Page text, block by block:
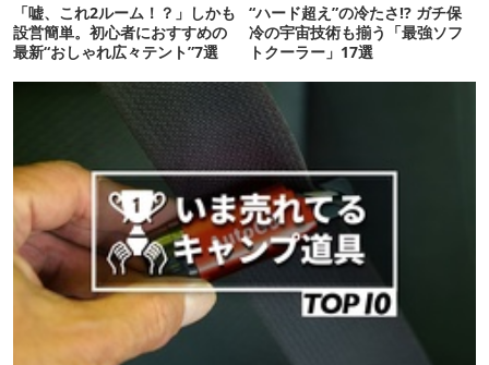
「嘘、これ2ルーム！？」しかも
設営簡単。初心者におすすめの
最新“おしゃれ広々テント”7選
“ハード超え”の冷たさ!? ガチ保
冷の宇宙技術も揃う「最強ソフ
トクーラー」17選